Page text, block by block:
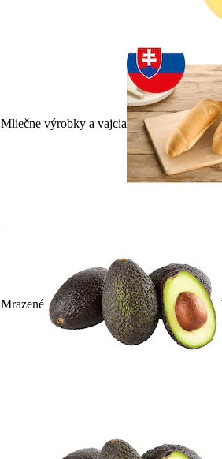
Mliečne výrobky a vajcia
Mrazené